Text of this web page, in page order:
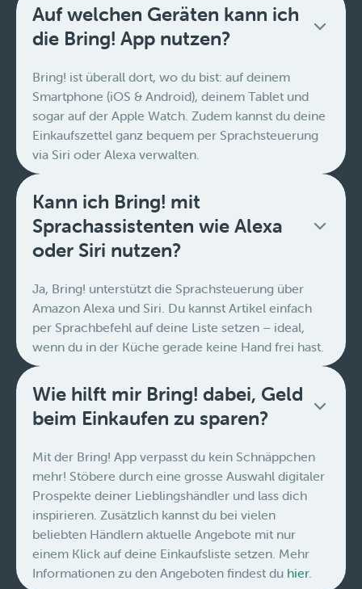
Auf welchen Geräten kann ich
die Bring! App nutzen?
Bring! ist überall dort, wo du bist: auf deinem
Smartphone (iOS & Android), deinem Tablet und
sogar auf der Apple Watch. Zudem kannst du deine
Einkaufszettel ganz bequem per Sprachsteuerung
via Siri oder Alexa verwalten.
Kann ich Bring! mit
Sprachassistenten wie Alexa
oder Siri nutzen?
Ja, Bring! unterstützt die Sprachsteuerung über
Amazon Alexa und Siri. Du kannst Artikel einfach
per Sprachbefehl auf deine Liste setzen – ideal,
wenn du in der Küche gerade keine Hand frei hast.
Wie hilft mir Bring! dabei, Geld
beim Einkaufen zu sparen?
Mit der Bring! App verpasst du kein Schnäppchen
mehr! Stöbere durch eine grosse Auswahl digitaler
Prospekte deiner Lieblingshändler und lass dich
inspirieren. Zusätzlich kannst du bei vielen
beliebten Händlern aktuelle Angebote mit nur
einem Klick auf deine Einkaufsliste setzen. Mehr
Informationen zu den Angeboten findest du hier.